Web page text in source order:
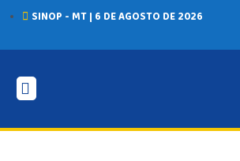
SINOP - MT | 6 DE AGOSTO DE 2026
BRASIL